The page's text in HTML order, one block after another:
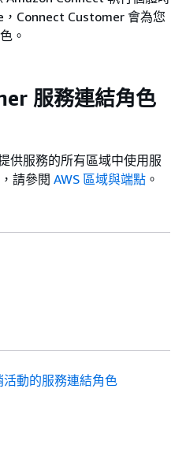
Connect Customer 會為您
。
服務連結角色
供服務的所有區域中使用服
請參閱 AWS 區域與端點 。
動的服務連結角色